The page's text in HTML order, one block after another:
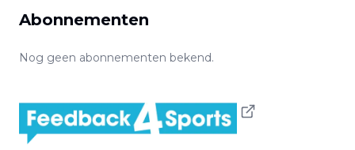
Abonnementen
Nog geen abonnementen bekend.